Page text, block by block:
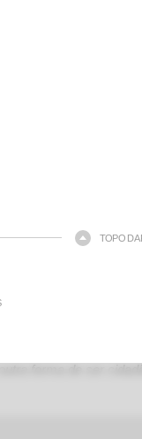
TOPO DA
forma de ser